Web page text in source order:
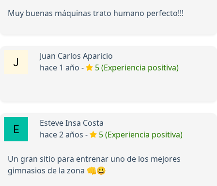
Muy buenas máquinas trato humano perfecto!!!
Juan Carlos Aparicio
hace 1 año -
5 (Experiencia positiva)
Esteve Insa Costa
hace 2 años -
5 (Experiencia positiva)
Un gran sitio para entrenar uno de los mejores
gimnasios de la zona 👊😃